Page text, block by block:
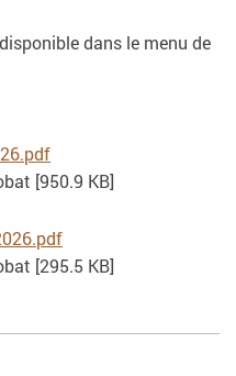
dans le menu de
[950.9 KB]
[295.5 KB]